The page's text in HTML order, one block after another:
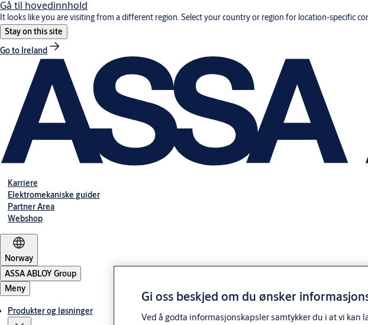
Gå til hovedinnhold
It looks like you are visiting from a different region. Select your country or region for location-specific
Stay on this site
Go to Ireland
Karriere
Elektromekaniske guider
Partner Area
Webshop
Norway
ASSA ABLOY Group
Meny
Produkter og løsninger
Gi oss beskjed om du ønsker
Ved å godta informasjonskapsler samtykker du i at vi